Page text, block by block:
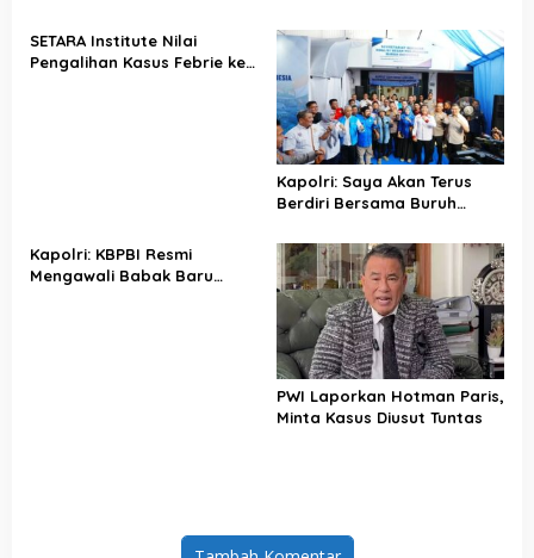
SETARA Institute Nilai
Pengalihan Kasus Febrie ke
Kapolri: Saya Akan Terus
Berdiri Bersama Buruh
Kapolri: KBPBI Resmi
Mengawali Babak Baru
PWI Laporkan Hotman Paris,
Minta Kasus Diusut Tuntas